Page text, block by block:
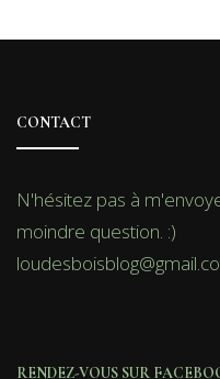
CONTACT
N'hésitez pas à
moindre question. :)
RENDEZ-VOUS SUR